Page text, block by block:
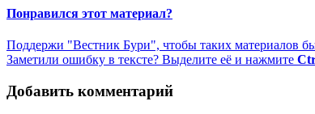
Понравился этот материал?
Поддержи "Вестник Бури", чтобы таких материалов
Заметили ошибку в тексте? Выделите её и нажмите
Добавить комментарий